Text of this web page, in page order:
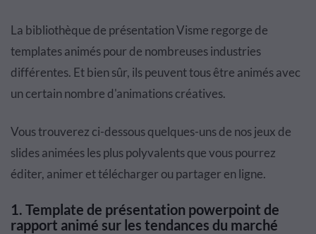
La bibliothèque de présentation Visme regorge de
templates animés pour de nombreuses industries
différentes. Et bien sûr, ils peuvent tous être animés avec
un certain nombre d'animations créatives.
Vous trouverez ci-dessous quelques-uns de nos jeux de
slides animées les plus polyvalents que vous pourrez
éditer, animer et télécharger ou partager en ligne.
1. Template de présentation powerpoint de
rapport animé sur les tendances du marché